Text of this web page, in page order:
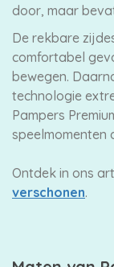
door, maar
De rekbare
comfortabel
bewegen.
technologie
Pampers
speelmomenten
Ontdek in ons
verschonen.